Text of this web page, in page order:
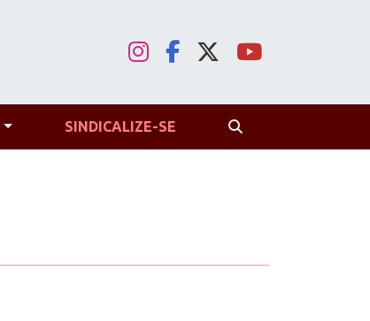
SINDICALIZE-SE